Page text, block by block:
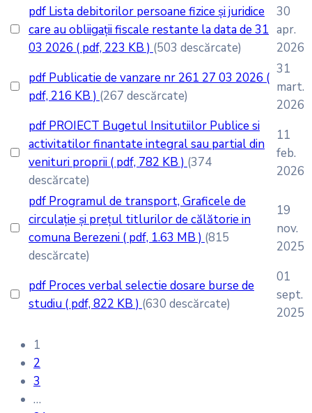
pdf Lista debitorilor persoane fizice și juridice
care au obliigații fiscale restante la data de 31
03 2026 ( pdf, 223 KB ) (503 descărcate)
30
apr.
2026
pdf Publicatie de vanzare nr 261 27 03 2026 (
pdf, 216 KB ) (267 descărcate)
31
mart.
2026
pdf PROIECT Bugetul Insitutiilor Publice si
activitatilor finantate integral sau partial din
venituri proprii ( pdf, 782 KB ) (374
descărcate)
11
feb.
2026
pdf Programul de transport, Graficele de
circulație și prețul titlurilor de călătorie in
comuna Berezeni ( pdf, 1.63 MB ) (815
descărcate)
19
nov.
2025
pdf Proces verbal selectie dosare burse de
studiu ( pdf, 822 KB ) (630 descărcate)
01
sept.
2025
1
2
3
…